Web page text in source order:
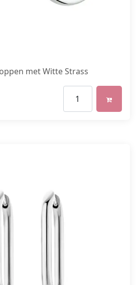
met Witte Strass